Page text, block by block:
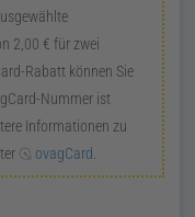
2,00 € für zwei
-Rabatt können Sie
-Nummer ist
Informationen zu
ovagCard